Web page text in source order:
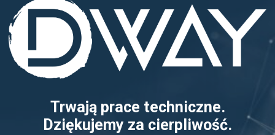
Trwają prace techniczne.
Dziękujemy za cierpliwość.